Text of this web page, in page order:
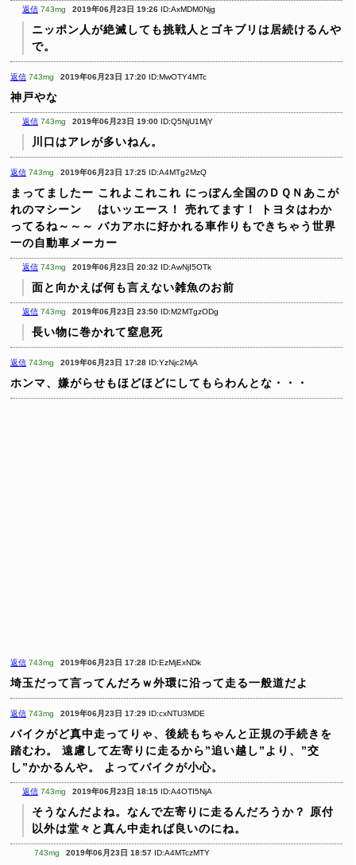
返信 743mg 2019年06月23日 19:26 ID:AxMDM0Njg
ニッポン人が絶滅しても挑戦人とゴキブリは居続けるんや
で。
返信 743mg 2019年06月23日 17:20 ID:MwOTY4MTc
神戸やな
返信 743mg 2019年06月23日 19:00 ID:Q5NjU1MjY
川口はアレが多いねん。
返信 743mg 2019年06月23日 17:25 ID:A4MTg2MzQ
まってましたー これよこれこれ にっぽん全国のＤＱＮあこが
れのマシーン
はいッエース！ 売れてます！
トヨタはわか
ってるね～～～ バカアホに好かれる車作りもできちゃう世界
一の自動車メーカー
返信 743mg 2019年06月23日 20:32 ID:AwNjI5OTk
面と向かえば何も言えない雑魚のお前
返信 743mg 2019年06月23日 23:50 ID:M2MTgzODg
長い物に巻かれて窒息死
返信 743mg 2019年06月23日 17:28 ID:YzNjc2MjA
ホンマ、嫌がらせもほどほどにしてもらわんとな・・・
返信 743mg 2019年06月23日 17:28 ID:EzMjExNDk
埼玉だって言ってんだろｗ外環に沿って走る一般道だよ
返信 743mg 2019年06月23日 17:29 ID:cxNTU3MDE
バイクがど真中走ってりゃ、後続もちゃんと正規の手続きを
踏むわ。
遠慮して左寄りに走るから”追い越し”より、”交
し”かかるんや。
よってバイクが小心。
返信 743mg 2019年06月23日 18:15 ID:A4OTI5NjA
そうなんだよね。なんで左寄りに走るんだろうか？
原付
以外は堂々と真ん中走れば良いのにね。
743mg 2019年06月23日 18:57 ID:A4MTczMTY